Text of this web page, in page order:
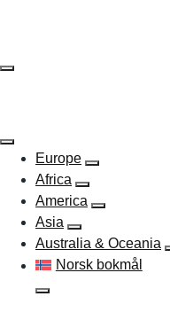
Europe
Africa
America
Asia
Australia & Oceania
Norsk bokmål